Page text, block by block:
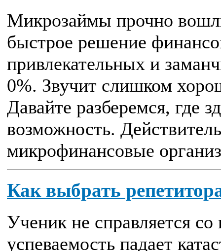
Микрозаймы прочно
быстрое решение
привлекательных и
0%. Звучит слишком
Давайте разберемся, где
возможность.
микрофинансовые
Как выбрать
Ученик не справляется
успеваемость падает